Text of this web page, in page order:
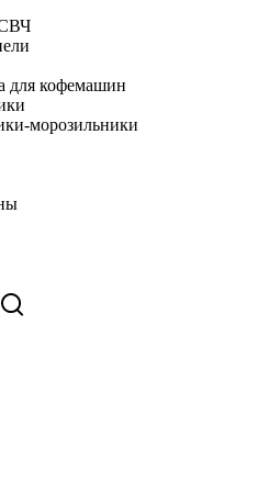
для кофемашин
морозильники